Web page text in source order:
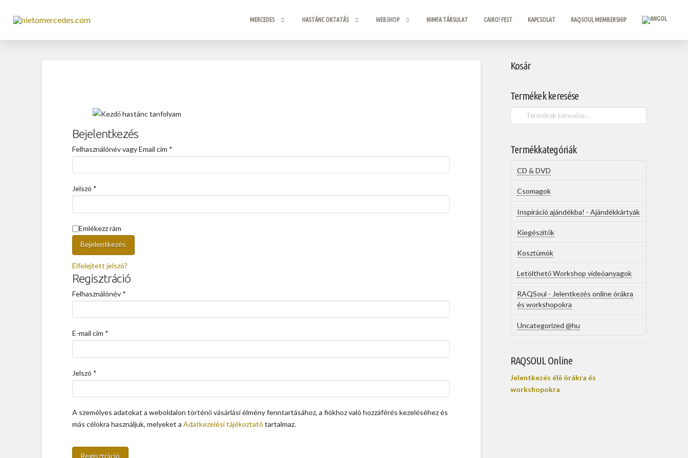
MERCEDES HASTÁNC OKTATÁS WEBSHOP NIMFA TÁRSULAT CAIRO! FEST KAPCSOLAT RAQSOUL MEMBERSHIP
Bejelentkezés
Felhasználónév vagy Email cím *
Jelszó *
Emlékezz rám
Bejelentkezés
Elfelejtett jelszó?
Regisztráció
Felhasználónév *
E-mail cím *
Jelszó *
A személyes adatokat a weboldalon történő vásárlási élmény fenntartásához, a fiókhoz való hozzáférés kezeléséhez és
más célokra használjuk, melyeket a Adatkezelési tájékoztató tartalmaz.
Regisztráció
Kosár
Termékek keresése
Keresés
a
Termékkategóriák
CD & DVD
Csomagok
Inspiráció ajándékba! - Ajándékkártyák
Kiegészítők
Kosztümök
Letölthető Workshop videóanyagok
RAQSoul - Jelentkezés online órákra
és workshopokra
Uncategorized @hu
RAQSOUL Online
Jelentkezés élő órákra és
workshopokra